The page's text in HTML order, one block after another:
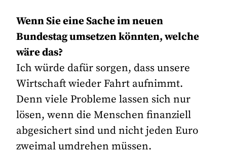
Wenn Sie eine Sache im neuen
Bundestag umsetzen könnten, welche
wäre das?
Ich würde dafür sorgen, dass unsere
Wirtschaft wieder Fahrt aufnimmt.
Denn viele Probleme lassen sich nur
lösen, wenn die Menschen finanziell
abgesichert sind und nicht jeden Euro
zweimal umdrehen müssen.